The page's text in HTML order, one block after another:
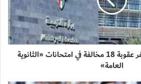
وزارة التربية: درجة صفر عقوبة 18 مخالفة في امتحانات «الثانوية
العامة»